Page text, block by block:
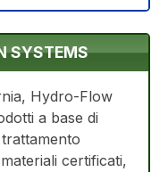
SYSTEMS
Hydro-Flow
a base di
certificati,